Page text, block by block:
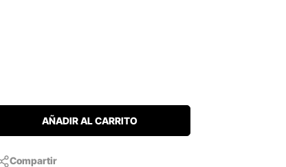
AÑADIR AL CARRITO
Compartir